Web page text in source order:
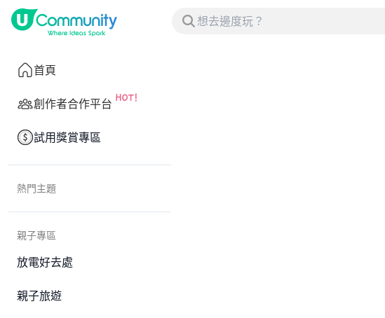
首頁
創作者合作平台
試用獎賞專區
熱門主題
親子專區
放電好去處
親子旅遊